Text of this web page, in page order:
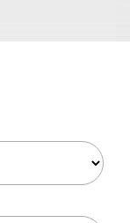
Profilo